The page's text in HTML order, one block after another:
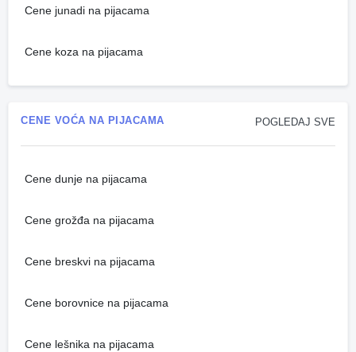
Cene junadi na pijacama
Cene koza na pijacama
POGLEDAJ SVE
CENE VOĆA NA PIJACAMA
Cene dunje na pijacama
Cene grožđa na pijacama
Cene breskvi na pijacama
Cene borovnice na pijacama
Cene lešnika na pijacama